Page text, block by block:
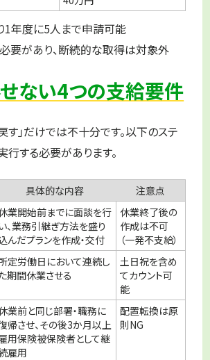
年度に5人まで申請可能
要があり、断続的な取得は対象外
ない4つの支給要件
す」だけでは不十分です。以下のステ
行する必要があります。
具体的な内容
注意点
業開始前までに面談を行
、業務引継ぎ方法を盛り
んだプランを作成・交付
休業終了後の
作成は不可
（一発不支給）
定労働日において連続し
期間休業させる
土日祝を含め
てカウント可
能
業前と同じ部署・職務に
帰させ、その後3か月以上
用保険被保険者として継
雇用
配置転換は原
則NG